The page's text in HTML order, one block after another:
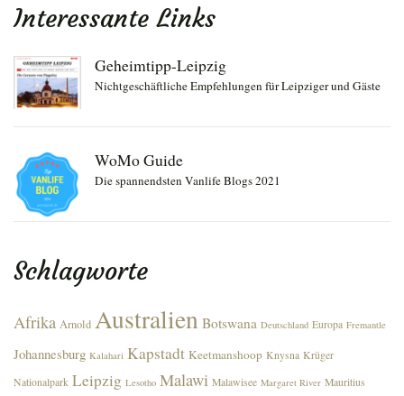
Interessante Links
Geheimtipp-Leipzig
Nichtgeschäftliche Empfehlungen für Leipziger und Gäste
WoMo Guide
Die spannendsten Vanlife Blogs 2021
Schlagworte
Afrika Arnold Australien Botswana Deutschland Europa Fremantle
Johannesburg Kalahari Kapstadt Keetmanshoop Knysna Krüger
Nationalpark Leipzig Lesotho Malawi Malawisee Margaret River Mauritius